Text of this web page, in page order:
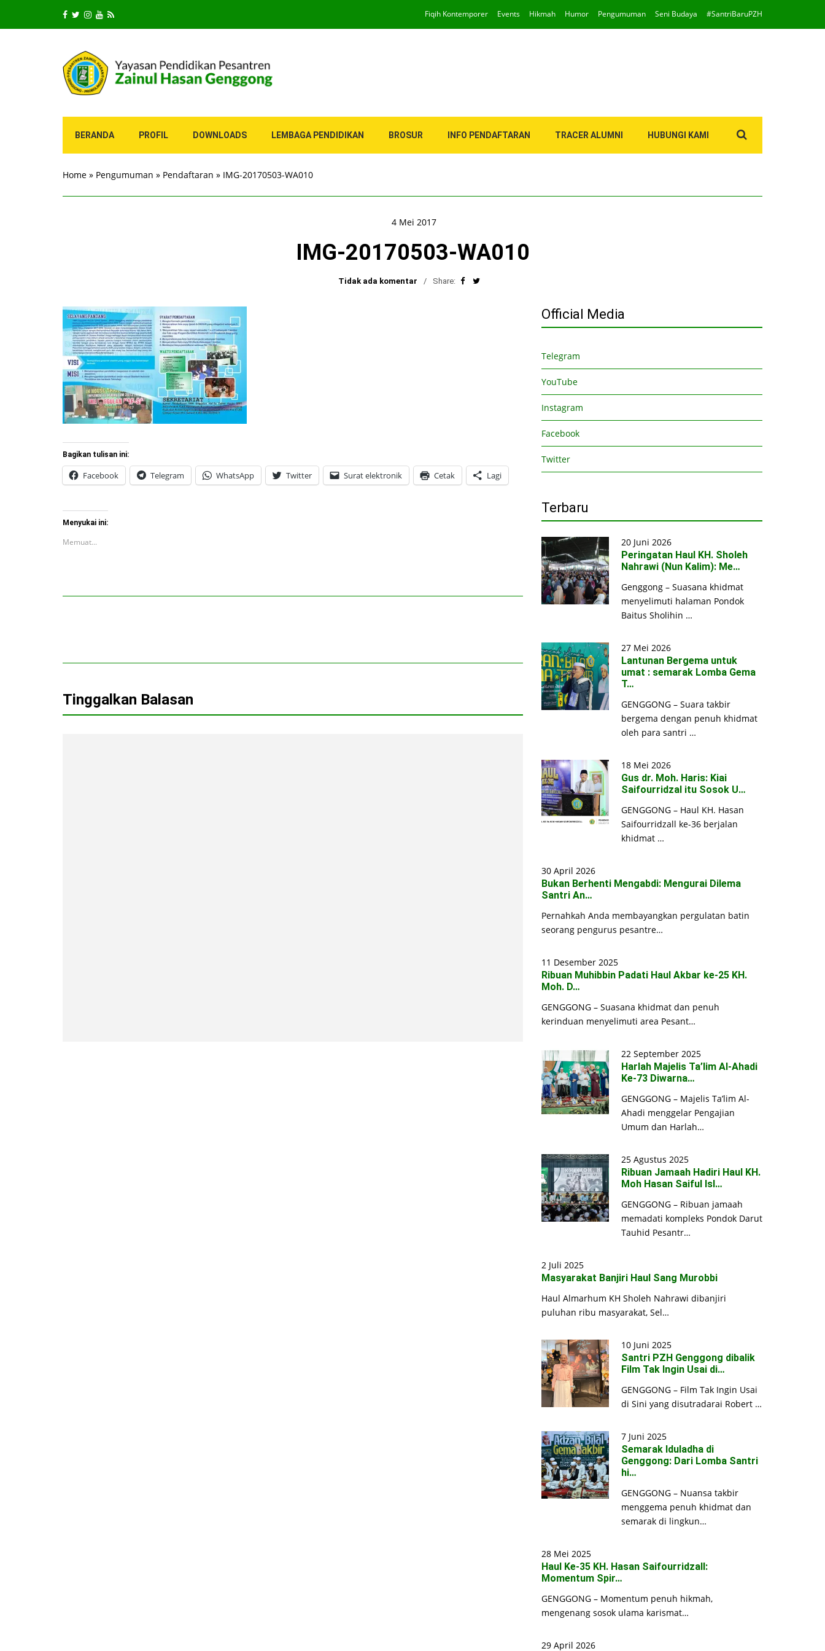
Fiqih Kontemporer Events Hikmah Humor Pengumuman Seni Budaya #SantriBaruPZH
BERANDA PROFIL DOWNLOADS LEMBAGA PENDIDIKAN BROSUR INFO PENDAFTARAN TRACER ALUMNI HUBUNGI KAMI
for:
Home » Pengumuman » Pendaftaran » IMG-20170503-WA010
4 Mei 2017
IMG-20170503-WA010
Tidak ada komentar Share:
Bagikan tulisan ini:
Facebook Telegram WhatsApp Twitter Surat elektronik Cetak Lagi
Menyukai ini:
Memuat...
Tinggalkan Balasan
Official Media
Telegram
YouTube
Instagram
Facebook
Twitter
Terbaru
20 Juni 2026
Peringatan Haul KH. Sholeh
Nahrawi (Nun Kalim): Me…
Genggong – Suasana khidmat
menyelimuti halaman Pondok
Baitus Sholihin …
27 Mei 2026
Lantunan Bergema untuk
umat : semarak Lomba Gema
T…
GENGGONG – Suara takbir
bergema dengan penuh khidmat
oleh para santri …
18 Mei 2026
Gus dr. Moh. Haris: Kiai
Saifourridzal itu Sosok U…
GENGGONG – Haul KH. Hasan
Saifourridzall ke-36 berjalan
khidmat …
30 April 2026
Bukan Berhenti Mengabdi: Mengurai Dilema
Santri An…
Pernahkah Anda membayangkan pergulatan batin
seorang pengurus pesantre…
11 Desember 2025
Ribuan Muhibbin Padati Haul Akbar ke-25 KH.
Moh. D…
GENGGONG – Suasana khidmat dan penuh
kerinduan menyelimuti area Pesant…
22 September 2025
Harlah Majelis Ta’lim Al-Ahadi
Ke-73 Diwarna…
GENGGONG – Majelis Ta’lim Al-
Ahadi menggelar Pengajian
Umum dan Harlah…
25 Agustus 2025
Ribuan Jamaah Hadiri Haul KH.
Moh Hasan Saiful Isl…
GENGGONG – Ribuan jamaah
memadati kompleks Pondok Darut
Tauhid Pesantr…
2 Juli 2025
Masyarakat Banjiri Haul Sang Murobbi
Haul Almarhum KH Sholeh Nahrawi dibanjiri
puluhan ribu masyarakat, Sel…
10 Juni 2025
Santri PZH Genggong dibalik
Film Tak Ingin Usai di…
GENGGONG – Film Tak Ingin Usai
di Sini yang disutradarai Robert …
7 Juni 2025
Semarak Iduladha di
Genggong: Dari Lomba Santri
hi…
GENGGONG – Nuansa takbir
menggema penuh khidmat dan
semarak di lingkun…
28 Mei 2025
Haul Ke-35 KH. Hasan Saifourridzall:
Momentum Spir…
GENGGONG – Momentum penuh hikmah,
mengenang sosok ulama karismat…
29 April 2026